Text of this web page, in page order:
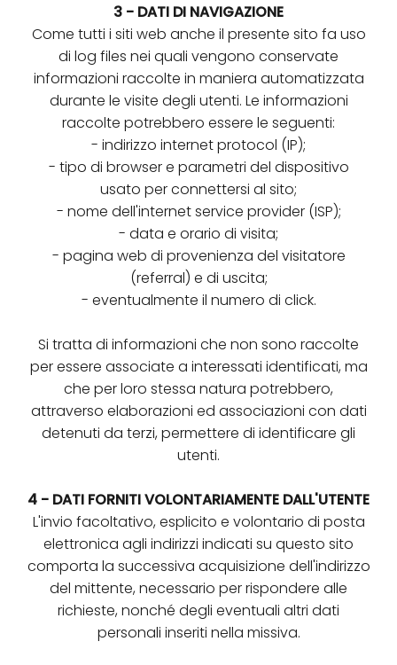
3 - DATI DI NAVIGAZIONE
Come tutti i siti web anche il presente sito fa uso
di log files nei quali vengono conservate
informazioni raccolte in maniera automatizzata
durante le visite degli utenti. Le informazioni
raccolte potrebbero essere le seguenti:
- indirizzo internet protocol (IP);
- tipo di browser e parametri del dispositivo
usato per connettersi al sito;
- nome dell'internet service provider (ISP);
- data e orario di visita;
- pagina web di provenienza del visitatore
(referral) e di uscita;
- eventualmente il numero di click.
Si tratta di informazioni che non sono raccolte
per essere associate a interessati identificati, ma
che per loro stessa natura potrebbero,
attraverso elaborazioni ed associazioni con dati
detenuti da terzi, permettere di identificare gli
utenti.
4 - DATI FORNITI VOLONTARIAMENTE DALL'UTENTE
L'invio facoltativo, esplicito e volontario di posta
elettronica agli indirizzi indicati su questo sito
comporta la successiva acquisizione dell'indirizzo
del mittente, necessario per rispondere alle
richieste, nonché degli eventuali altri dati
personali inseriti nella missiva.